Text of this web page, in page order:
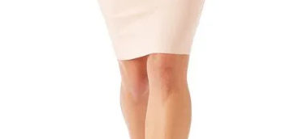
Udsalg
– 1-2 hverdage til pakkeshop
– 100% Dansk webshop
– 14 dages fuld returret